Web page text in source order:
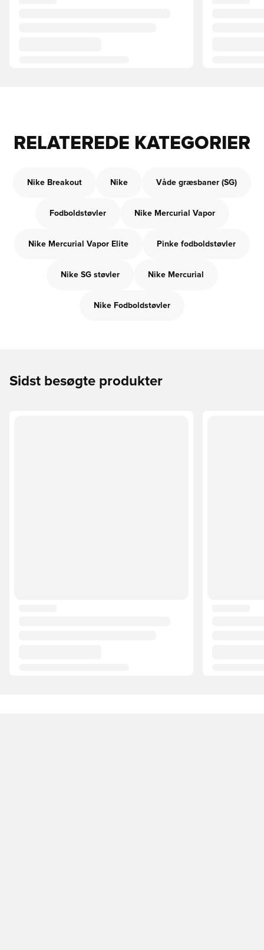
RELATEREDE KATEGORIER
Nike Breakout Nike Våde græsbaner (SG)
Fodboldstøvler Nike Mercurial Vapor
Nike Mercurial Vapor Elite Pinke fodboldstøvler
Nike SG støvler Nike Mercurial
Nike Fodboldstøvler
Sidst besøgte produkter